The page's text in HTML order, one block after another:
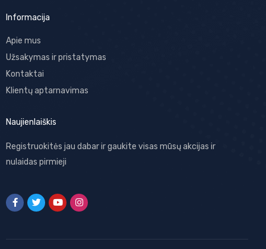
Informacija
Apie mus
Užsakymas ir pristatymas
Kontaktai
Klientų aptarnavimas
Naujienlaiškis
Registruokitės jau dabar ir gaukite visas mūsų akcijas ir
nulaidas pirmieji